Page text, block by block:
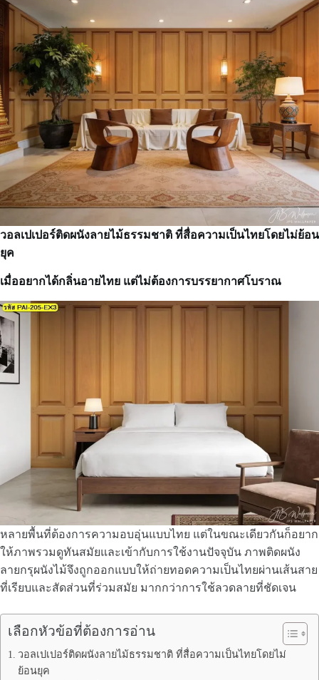
วอลเปเปอร์ติดผนังลายไม้ธรรมชาติ ที่สื่อความเป็นไทยโดยไม่ย้อน
ยุค
เมื่ออยากได้กลิ่นอายไทย แต่ไม่ต้องการบรรยากาศโบราณ
หลายพื้นที่ต้องการความอบอุ่นแบบไทย แต่ในขณะเดียวกันก็อยาก
ให้ภาพรวมดูทันสมัยและเข้ากับการใช้งานปัจจุบัน ภาพติดผนัง
ลายกรุผนังไม้จึงถูกออกแบบให้ถ่ายทอดความเป็นไทยผ่านเส้นสาย
ที่เรียบและสัดส่วนที่ร่วมสมัย มากกว่าการใช้ลวดลายที่ชัดเจน
เลือกหัวข้อที่ต้องการอ่าน
วอลเปเปอร์ติดผนังลายไม้ธรรมชาติ ที่สื่อความเป็นไทยโดยไม่
ย้อนยุค